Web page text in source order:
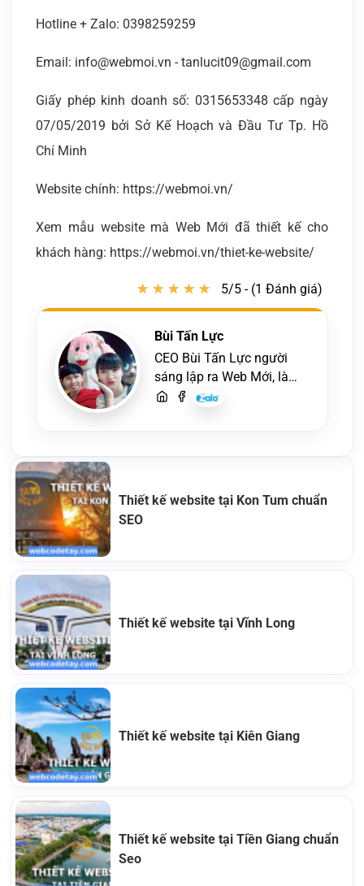
Hotline + Zalo: 0398259259
Email: info@webmoi.vn - tanlucit09@gmail.com
Giấy phép kinh doanh số: 0315653348 cấp ngày
07/05/2019 bởi Sở Kế Hoạch và Đầu Tư Tp. Hồ
Chí Minh
Website chính: https://webmoi.vn/
Xem mẫu website mà Web Mới đã thiết kế cho
khách hàng: https://webmoi.vn/thiet-ke-website/
★ ★ ★ ★ ★
★ ★ ★ ★ ★ 5/5 - (1 Đánh giá)
Bùi Tấn Lực
CEO Bùi Tấn Lực người
sáng lập ra Web Mới, là
một lập trình viên, người
Thiết kế website tại Kon Tum chuẩn
SEO
Thiết kế website tại Vĩnh Long
Thiết kế website tại Kiên Giang
Thiết kế website tại Tiền Giang chuẩn
Seo